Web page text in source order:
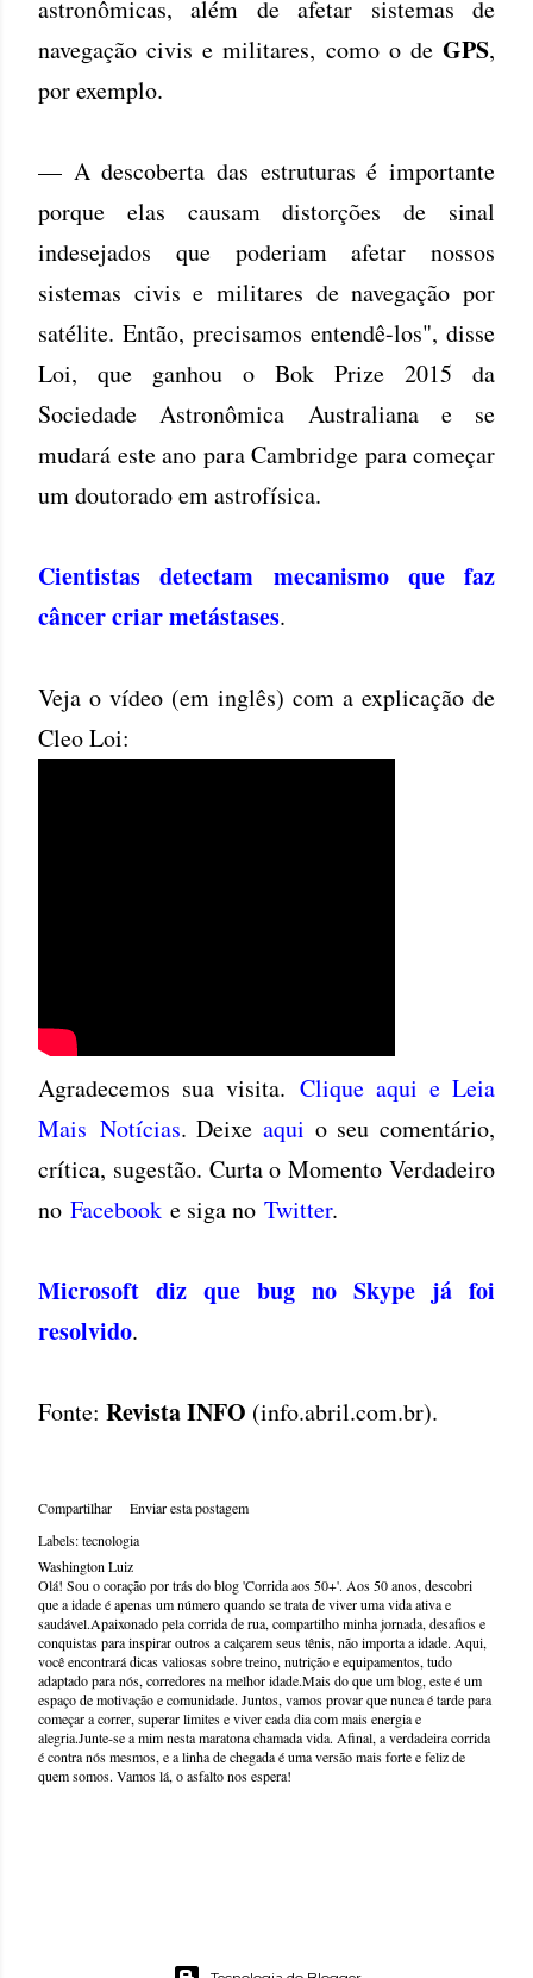
astronômicas, além de afetar sistemas de
navegação civis e militares, como o de GPS,
por exemplo.
— A descoberta das estruturas é importante
porque elas causam distorções de sinal
indesejados que poderiam afetar nossos
sistemas civis e militares de navegação por
satélite. Então, precisamos entendê-los", disse
Loi, que ganhou o Bok Prize 2015 da
Sociedade Astronômica Australiana e se
mudará este ano para Cambridge para começar
um doutorado em astrofísica.
Cientistas detectam mecanismo que faz
câncer criar metástases.
Veja o vídeo (em inglês) com a explicação de
Cleo Loi:
Agradecemos sua visita. Clique aqui e Leia
Mais Notícias. Deixeaqui o seu comentário,
crítica, sugestão. Curta o Momento Verdadeiro
no Facebook e siga no Twitter.
Microsoft diz que bug no Skype já foi
resolvido.
Fonte: Revista INFO (info.abril.com.br).
Compartilhar
Enviar esta postagem
Labels:tecnologia
Washington Luiz
Olá! Sou o coração por trás do blog 'Corrida aos 50+'. Aos 50 anos, descobri
que a idade é apenas um número quando se trata de viver uma vida ativa e
saudável.Apaixonado pela corrida de rua, compartilho minha jornada, desafios e
conquistas para inspirar outros a calçarem seus tênis, não importa a idade. Aqui,
você encontrará dicas valiosas sobre treino, nutrição e equipamentos, tudo
adaptado para nós, corredores na melhor idade.Mais do que um blog, este é um
espaço de motivação e comunidade. Juntos, vamos provar que nunca é tarde para
começar a correr, superar limites e viver cada dia com mais energia e
alegria.Junte-se a mim nesta maratona chamada vida. Afinal, a verdadeira corrida
é contra nós mesmos, e a linha de chegada é uma versão mais forte e feliz de
quem somos. Vamos lá, o asfalto nos espera!